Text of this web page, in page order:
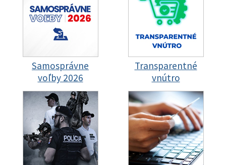
Samosprávne
voľby 2026
Transparentné
vnútro